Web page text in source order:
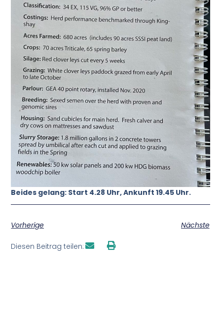
Beides gelang: Start 4.28 Uhr, Ankunft 19.45 Uhr.
Vorherige Nächste
Diesen Beitrag teilen: